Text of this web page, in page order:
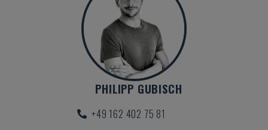
PHILIPP GUBISCH
+49 162 402 75 81